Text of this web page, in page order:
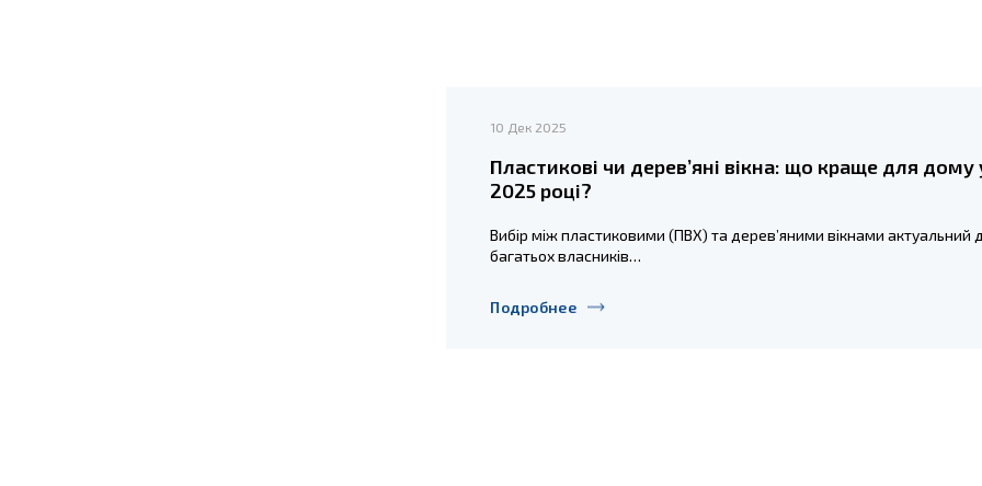
10 Дек 2025
Пластикові чи дерев’яні вікна: що краще для дому
2025 році?
Вибір між пластиковими (ПВХ) та дерев’яними вікнами актуальний
багатьох власників…
Подробнее